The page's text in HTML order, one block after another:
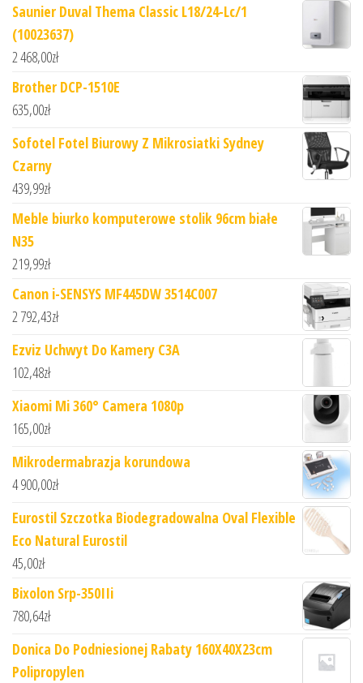
Saunier Duval Thema Classic L18/24-Lc/1
(10023637)
2 468,00zł
Brother DCP-1510E
635,00zł
Sofotel Fotel Biurowy Z Mikrosiatki Sydney
Czarny
439,99zł
Meble biurko komputerowe stolik 96cm białe
N35
219,99zł
Canon i-SENSYS MF445DW 3514C007
2 792,43zł
Ezviz Uchwyt Do Kamery C3A
102,48zł
Xiaomi Mi 360° Camera 1080p
165,00zł
Mikrodermabrazja korundowa
4 900,00zł
Eurostil Szczotka Biodegradowalna Oval Flexible
Eco Natural Eurostil
45,00zł
Bixolon Srp-350IIi
780,64zł
Donica Do Podniesionej Rabaty 160X40X23cm
Polipropylen